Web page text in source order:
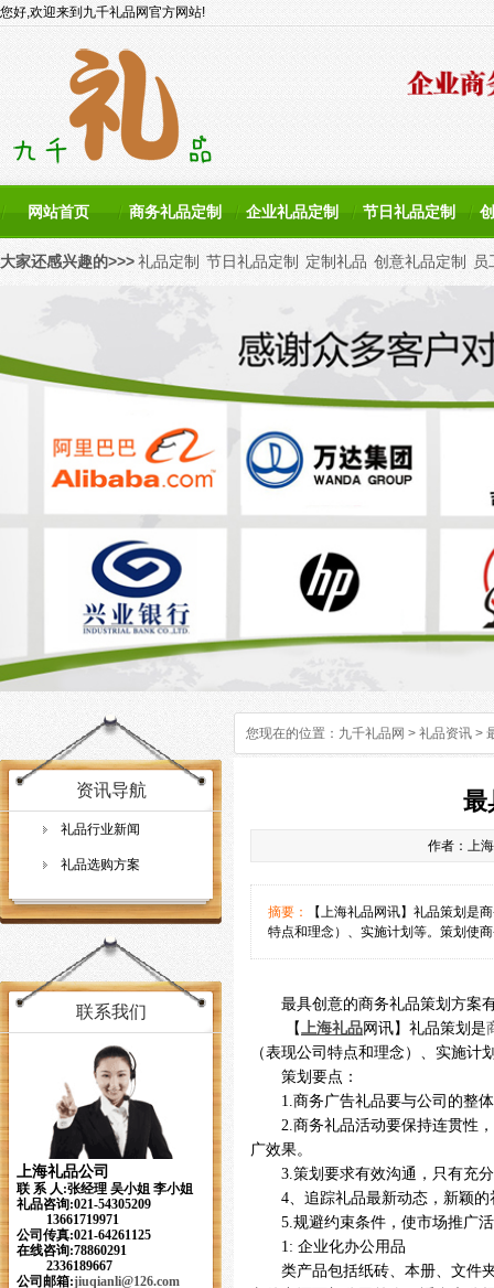
网站首页 商务礼品定制 企业礼品定制 节日礼品定制
您好,欢迎来到九千礼品网官方网站!
大家还感兴趣的>>>礼品定制 节日礼品定制 定制礼品 创意礼品定制 员
您现在的位置： 九千礼品网 > 礼品资讯 >
资讯导航
礼品行业新闻
礼品选购方案
联系我们
上海礼品公司
联 系 人:张经理 吴小姐 李小姐
礼品咨询:021-54305209
13661719971
公司传真:021-64261125
在线咨询:78860291
2336189667
公司邮箱:jiuqianli@126.com
最
作者：上
摘要：
【上海礼品网讯】礼品策划是
特点和理念）、实施计划等。策划使
最具创意的商务礼品策划方案
【上海礼品网讯】礼品策划是
（表现公司特点和理念）、实施
策划要点：
1.商务广告礼品要与公司的整
2.商务礼品活动要保持连贯性
广效果。
3.策划要求有效沟通，只有充
4、追踪礼品最新动态，新颖
5.规避约束条件，使市场推广
1: 企业化办公用品
类产品包括纸砖、本册、文件